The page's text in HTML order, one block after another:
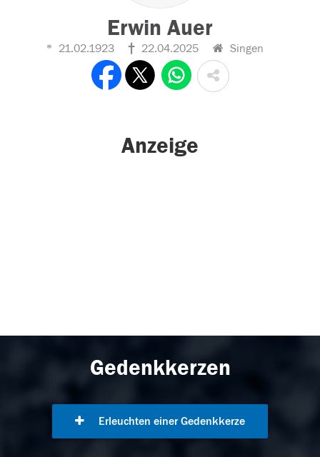
Erwin Auer
21.02.1923 22.04.2025 Singen
Anzeige
Gedenkkerzen
Erleuchten einer Gedenkkerze